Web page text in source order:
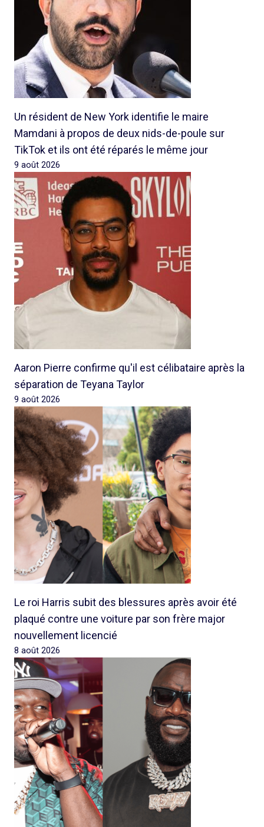
Un résident de New York identifie le maire
Mamdani à propos de deux nids-de-poule sur
TikTok et ils ont été réparés le même jour
9 août 2026
Aaron Pierre confirme qu'il est célibataire après la
séparation de Teyana Taylor
9 août 2026
Le roi Harris subit des blessures après avoir été
plaqué contre une voiture par son frère major
nouvellement licencié
8 août 2026